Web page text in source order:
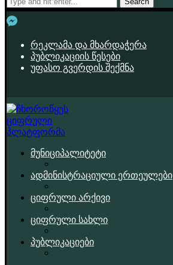
რეკლამა და მხარდაჭერა
პუბლიკაციის წესები
უფასო გვერდის შექმნა
მუნიციპალიტეტი
ადმინისტრაციული ერთეულები
ციფრული არქივი
ციფრული სახლი
პუბლიკაციები